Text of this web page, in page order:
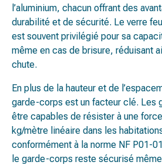
l’aluminium, chacun offrant des
durabilité et de sécurité. Le verre
est souvent privilégié pour sa
même en cas de brisure, réduisant
chute.
En plus de la hauteur et de
garde-corps est un facteur clé. Les
être capables de résister à une
kg/mètre linéaire dans les
conformément à la norme NF P01-
le garde-corps reste sécurisé